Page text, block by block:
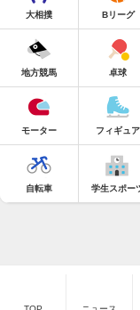
大相撲 Bリーグ
地方競馬 卓球
モーター フィギュア
自転車 学生スポー